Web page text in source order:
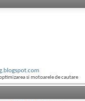
si motoarele de cautare